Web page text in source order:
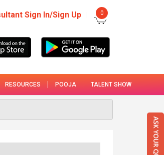
Sign In/Sign Up 0
RESOURCES POOJA TALENT SHOW